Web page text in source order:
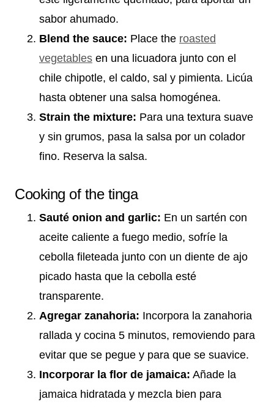
sabor ahumado.
Blend the sauce: Place the roasted
vegetables en una licuadora junto con el
chile chipotle, el caldo, sal y pimienta. Licúa
hasta obtener una salsa homogénea.
Strain the mixture: Para una textura suave
y sin grumos, pasa la salsa por un colador
fino. Reserva la salsa.
Cooking of the tinga
Sauté onion and garlic: En un sartén con
aceite caliente a fuego medio, sofríe la
cebolla fileteada junto con un diente de ajo
picado hasta que la cebolla esté
transparente.
Agregar zanahoria: Incorpora la zanahoria
rallada y cocina 5 minutos, removiendo para
evitar que se pegue y para que se suavice.
Incorporar la flor de jamaica: Añade la
jamaica hidratada y mezcla bien para